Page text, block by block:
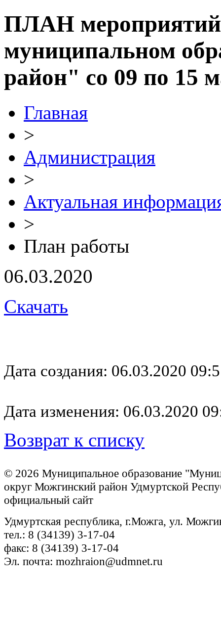
ПЛАН
муниципальном
район" со 09 по 15
Главная
>
Администрация
>
Актуальная
>
План работы
06.03.2020
Скачать
Дата создания: 06.03.2020
Дата изменения: 06.03.2020
Возврат к списку
© 2026 Муниципальное образование
округ Можгинский район Удмуртской
официальный сайт
Удмуртская республика, г.Можга, ул.
тел.: 8 (34139) 3-17-04
факс: 8 (34139) 3-17-04
Эл. почта: mozhraion@udmnet.ru